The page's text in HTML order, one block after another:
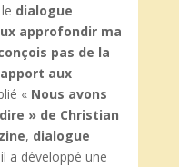
dialogue
approfondir ma
pas de la
aux
« Nous avons
» de Christian
, dialogue
a développé une